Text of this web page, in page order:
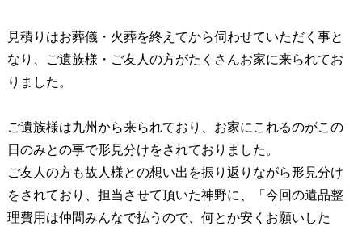
見積りはお葬儀・火葬を終えてから伺わせていただく事と
なり、ご遺族様・ご友人の方がたくさんお家に来られてお
りました。
ご遺族様は九州から来られており、お家にこれるのがこの
日のみとの事で形見分けをされておりました。
ご友人の方も故人様との想い出を振り返りながら形見分け
をされており、担当させて頂いた神野に、「今回の遺品整
理費用は仲間みんなで払うので、何とか安くお願いした